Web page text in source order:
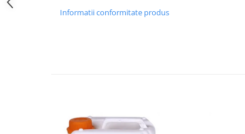
Informatii conformitate produs